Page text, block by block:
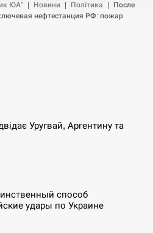
ЮА" Новини Політика
После
нефтестанция РФ: пожар
Уругвай, Аргентину та
способ
удары по Украине